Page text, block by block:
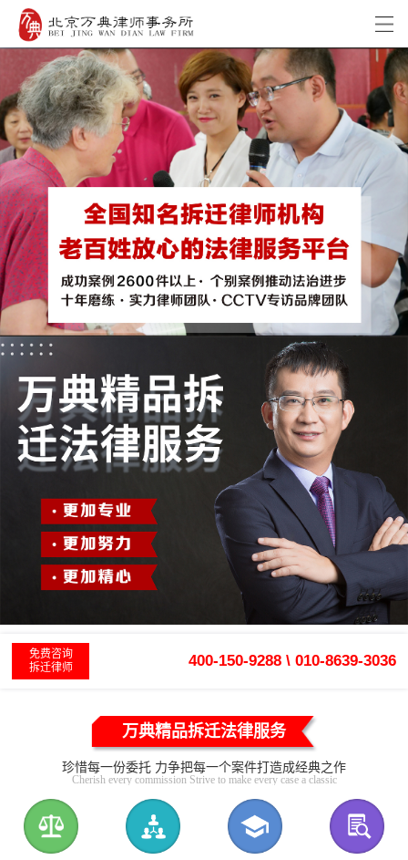
免费咨询
拆迁律师
400-150-9288 \ 010-8639-3036
万典精品拆迁法律服务
珍惜每一份委托 力争把每一个案件打造成经典之作
Cherish every commission Strive to make every case a classic